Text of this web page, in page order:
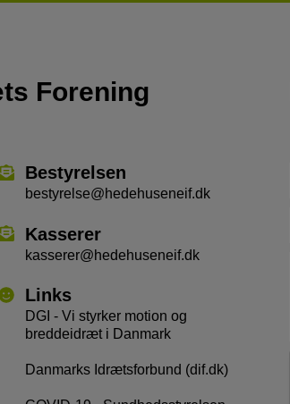
Forening
Bestyrelsen
bestyrelse@hedehuseneif.dk
Kasserer
kasserer@hedehuseneif.dk
Links
DGI - Vi styrker motion og
breddeidræt i Danmark
Danmarks Idrætsforbund (dif.dk)